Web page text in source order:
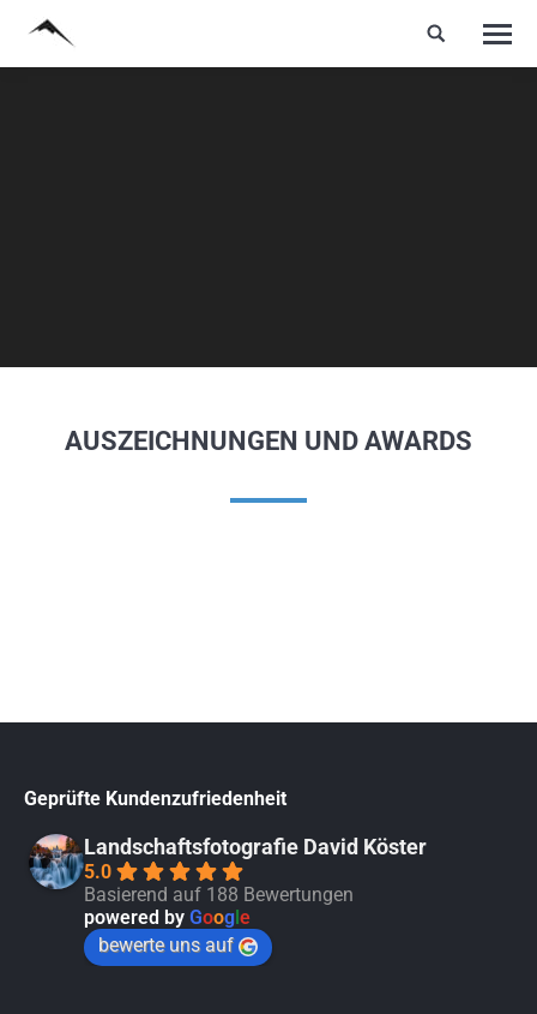
AUSZEICHNUNGEN UND AWARDS
Geprüfte Kundenzufriedenheit
Landschaftsfotografie David Köster
5.0
Basierend auf 188 Bewertungen
powered by Google
bewerte uns auf